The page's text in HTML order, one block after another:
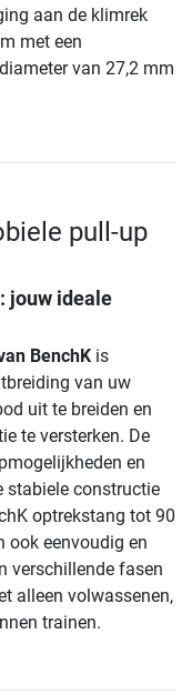
aan de klimrek
met een
van 27,2 mm
pull-up
jouw ideale
BenchK is
van uw
uit te breiden en
te versterken. De
en
stabiele constructie
optrekstang tot 90
ook eenvoudig en
verschillende fasen
alleen volwassenen,
trainen.